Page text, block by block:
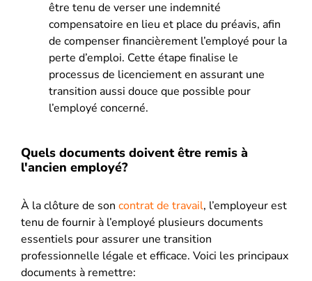
être tenu de verser une indemnité
compensatoire en lieu et place du préavis, afin
de compenser financièrement l’employé pour la
perte d’emploi. Cette étape finalise le
processus de licenciement en assurant une
transition aussi douce que possible pour
l’employé concerné.
Quels documents doivent être remis à
l'ancien employé?
À la clôture de son contrat de travail, l’employeur est
tenu de fournir à l’employé plusieurs documents
essentiels pour assurer une transition
professionnelle légale et efficace. Voici les principaux
documents à remettre: